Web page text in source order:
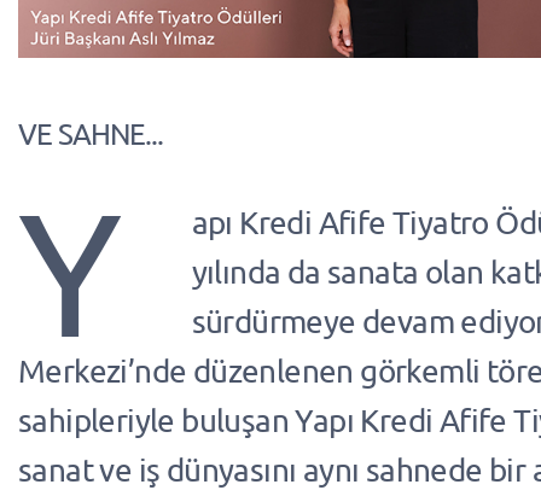
VE SAHNE...
Y
apı Kredi Afife Tiyatro
yılında da sanata olan
sürdürmeye devam
Merkezi’nde düzenlenen görkemli
sahipleriyle buluşan Yapı Kredi Afife
sanat ve iş dünyasını aynı sahnede